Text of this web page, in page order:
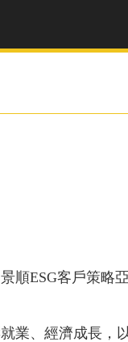
順ESG客戶策略
業、經濟成長，